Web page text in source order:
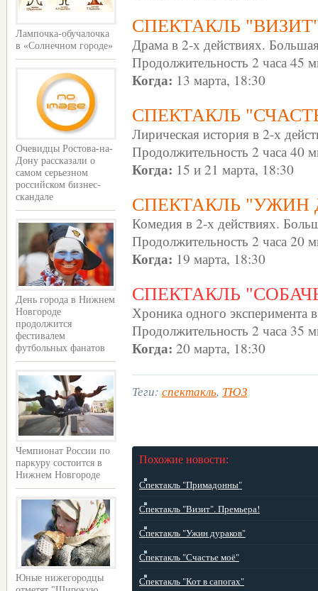
Лампочка-обучалочка
в «Солнечном городе»
Очевидцы Ростова-на-
Дону рассказали о
самом серьезном
российском бизнес-
скандале
День города в Нижнем
Новгороде
продолжится
фестивалем
футбольных фанатов
Чемпионат России по
паркуру состоится в
Нижнем Новгороде
Юные нижегородцы
СПЕКТАКЛЬ
Драма в 2-х действиях.
Продолжительность 2 часа 45
Когда: 13 марта, 18:30
СПЕКТАКЛЬ
Лирическая история в 2-х
Продолжительность 2 часа 40
Когда: 15 и 21 марта, 18:30
СПЕКТАКЛЬ "УЖИН
Комедия в 2-х действиях.
Продолжительность 2 часа 20
Когда: 19 марта, 18:30
СПЕКТАКЛЬ
Хроника одного эксперимента
Продолжительность 2 часа 35
Когда: 20 марта, 18:30
Теги: спектакль, ТЮЗ
Похожие новости:
Спектакль "Примадонны"
Спектакль "Визит". Премьера!
Спектакль "Ужин дураков"
Спектакль "Счастье моё"
Спектакль "Кот в сапогах"